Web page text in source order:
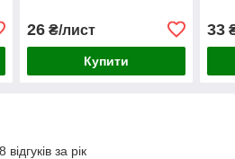
26₴/лист
Купити
33
за рік